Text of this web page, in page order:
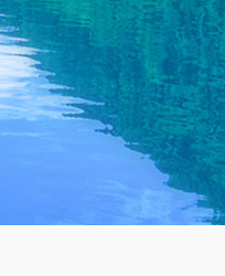
机物浓缩废
液可采用滚
筒蒸发器，
形成固态废
渣，焚烧处
理;淡化水可
返回生产系
果用在我们
日常生活中
会对人体造
成极大的伤
害，影响人
们的身体健